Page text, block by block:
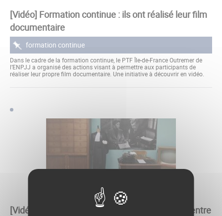
[Vidéo] Formation continue : ils ont réalisé leur film
documentaire
formation continue
Dans le cadre de la formation continue, le PTF Île-de-France Outremer de
l’ENPJJ a organisé des actions visant à permettre aux participants de
réaliser leur propre film documentaire. Une initiative à découvrir en vidéo.
01 Juin 2025
[Vidéo] 2025 : Deux nouvelles expositions au centre